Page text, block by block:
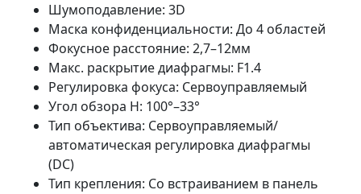
Шумоподавление: 3D
Маска конфиденциальности: До 4 областей
Фокусное расстояние: 2,7–12мм
Макс. раскрытие диафрагмы: F1.4
Регулировка фокуса: Сервоуправляемый
Угол обзора H: 100°–33°
Тип объектива: Сервоуправляемый/
автоматическая регулировка диафрагмы
(DC)
Тип крепления: Со встраиванием в панель